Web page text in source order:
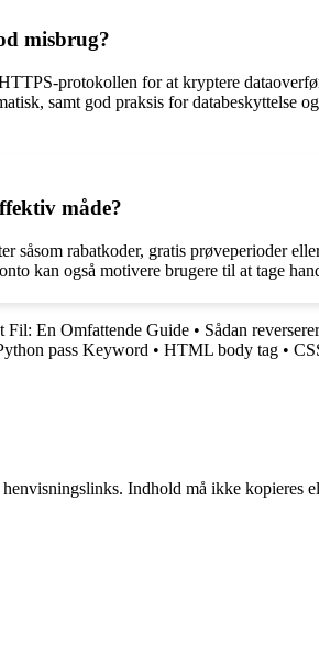
misbrug?
protokollen for at kryptere
samt god praksis for databeskyttelse
måde?
såsom rabatkoder, gratis prøveperioder
kan også motivere brugere til at tage
Fil: En Omfattende Guide • Sådan
pass Keyword • HTML body tag •
Indhold må ikke kopieres